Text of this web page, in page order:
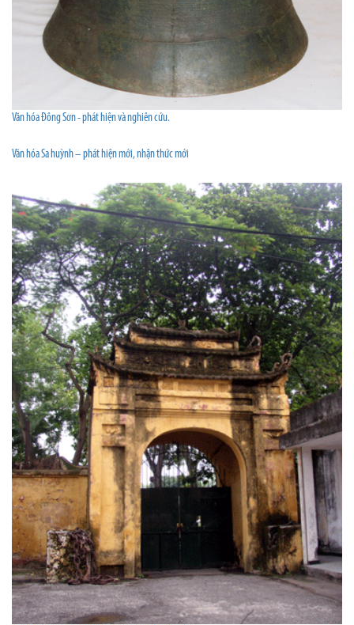
Văn hóa Đông Sơn - phát hiện và nghiên cứu.
Văn hóa Sa huỳnh – phát hiện mới, nhận thức mới